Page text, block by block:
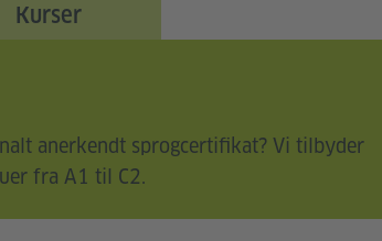
Kurser
anerkendt sprogcertifikat? Vi tilbyder
fra A1 til C2.